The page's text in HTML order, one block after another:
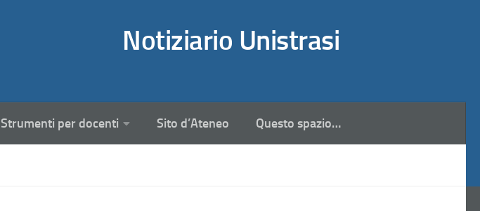
Notiziario Unistrasi
Strumenti per docenti Sito d’Ateneo Questo spazio…